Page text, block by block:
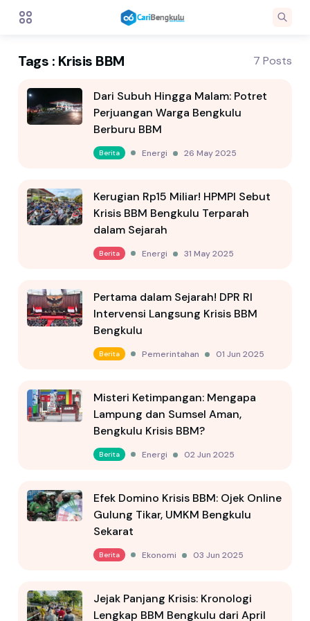
Tags : Krisis BBM 7 Posts
Dari Subuh Hingga Malam: Potret
Perjuangan Warga Bengkulu
Berburu BBM
Berita Energi 26 May 2025
Kerugian Rp15 Miliar! HPMPI Sebut
Krisis BBM Bengkulu Terparah
dalam Sejarah
Berita Energi 31 May 2025
Pertama dalam Sejarah! DPR RI
Intervensi Langsung Krisis BBM
Bengkulu
Berita Pemerintahan 01 Jun 2025
Misteri Ketimpangan: Mengapa
Lampung dan Sumsel Aman,
Bengkulu Krisis BBM?
Berita Energi 02 Jun 2025
Efek Domino Krisis BBM: Ojek Online
Gulung Tikar, UMKM Bengkulu
Sekarat
Berita Ekonomi 03 Jun 2025
Jejak Panjang Krisis: Kronologi
Lengkap BBM Bengkulu dari April